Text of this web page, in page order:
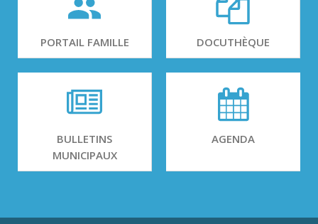
PORTAIL FAMILLE DOCUTHÈQUE
BULLETINS
MUNICIPAUX
AGENDA